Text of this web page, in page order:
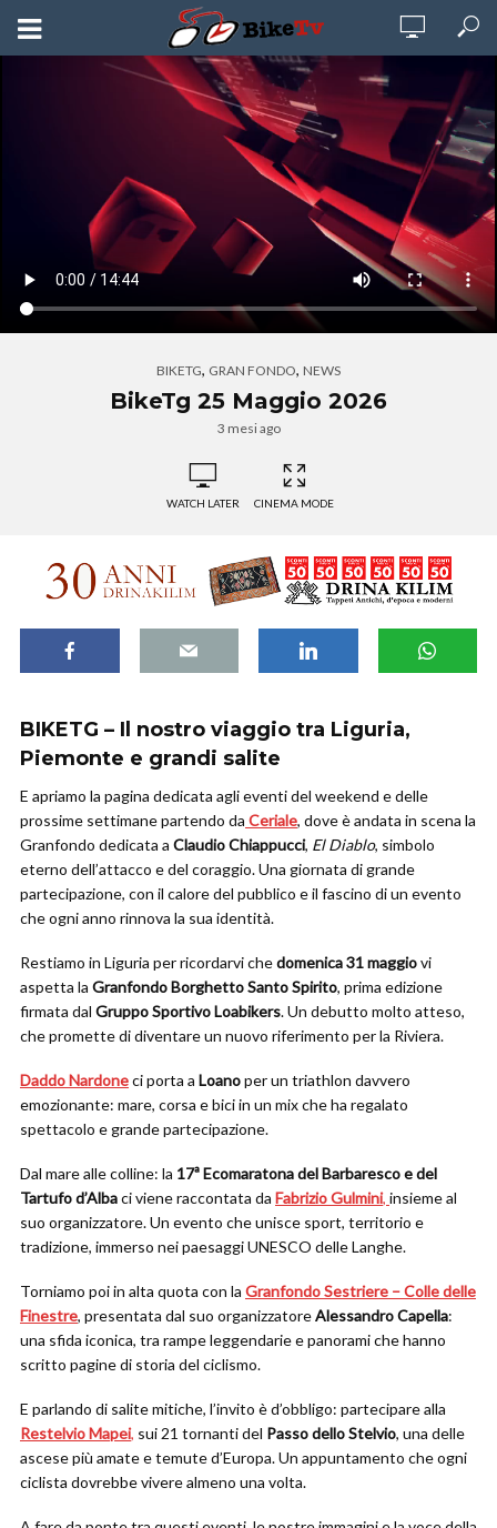
BIKETG, GRAN FONDO, NEWS
BikeTg 25 Maggio 2026
3 mesi ago
WATCH LATER CINEMA MODE
BIKETG – Il nostro viaggio tra Liguria,
Piemonte e grandi salite
E apriamo la pagina dedicata agli eventi del weekend e delle
prossime settimane partendo da Ceriale, dove è andata in scena la
Granfondo dedicata a Claudio Chiappucci, El Diablo, simbolo
eterno dell’attacco e del coraggio. Una giornata di grande
partecipazione, con il calore del pubblico e il fascino di un evento
che ogni anno rinnova la sua identità.
Restiamo in Liguria per ricordarvi chedomenica 31 maggiovi
aspetta la Granfondo Borghetto Santo Spirito, prima edizione
firmata dal Gruppo Sportivo Loabikers. Un debutto molto atteso,
che promette di diventare un nuovo riferimento per la Riviera.
Daddo Nardoneci porta a Loanoper un triathlon davvero
emozionante: mare, corsa e bici in un mix che ha regalato
spettacolo e grande partecipazione.
Dal mare alle colline: la 17ª Ecomaratona del Barbaresco e del
Tartufo d’Albaci viene raccontata da Fabrizio Gulmini, insieme al
suo organizzatore. Un evento che unisce sport, territorio e
tradizione, immerso nei paesaggi UNESCO delle Langhe.
Torniamo poi in alta quota con la Granfondo Sestriere – Colle delle
Finestre, presentata dal suo organizzatoreAlessandro Capella:
una sfida iconica, tra rampe leggendarie e panorami che hanno
scritto pagine di storia del ciclismo.
E parlando di salite mitiche, l’invito è d’obbligo: partecipare alla
Restelvio Mapei, sui 21 tornanti del Passo dello Stelvio, una delle
ascese più amate e temute d’Europa. Un appuntamento che ogni
ciclista dovrebbe vivere almeno una volta.